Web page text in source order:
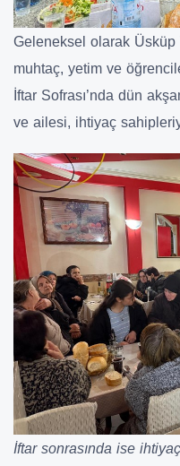
Geleneksel olarak Üsküp
muhtaç, yetim ve
İftar Sofrası’nda dün
ve ailesi, ihtiyaç
İftar sonrasında ise